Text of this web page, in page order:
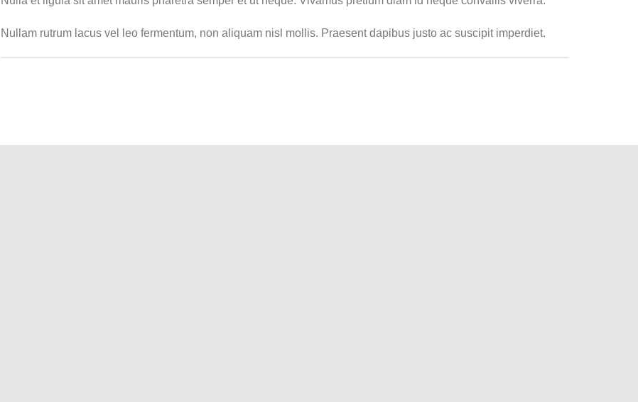
Nullam rutrum lacus vel leo fermentum, non aliquam nisl mollis. Praesent dapibus justo ac suscipit imperdiet.